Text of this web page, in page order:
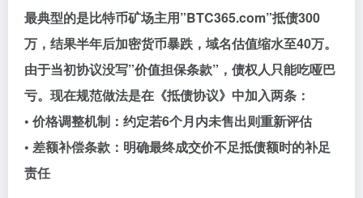
最典型的是比特币矿场主用”BTC365.com”抵债300
万，结果半年后加密货币暴跌，域名估值缩水至40万。
由于当初协议没写”价值担保条款”，债权人只能吃哑巴
亏。现在规范做法是在《抵债协议》中加入两条：
• 价格调整机制：约定若6个月内未售出则重新评估
• 差额补偿条款：明确最终成交价不足抵债额时的补足
责任